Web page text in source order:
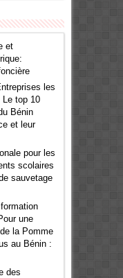
et
les
top 10
Bénin
et leur
pour les
scolaires
sauvetage
une
la Pomme
au Bénin :
des